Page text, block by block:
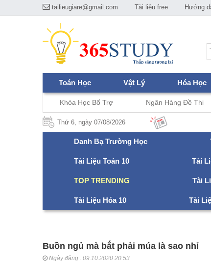
tailieugiare@gmail.com Tài liệu free Hướng
Toán Học Vật Lý Hóa Học
Khóa Học Bổ Trợ Ngân Hàng Đề Thi
Thứ 6, ngày 07/08/2026
Danh Bạ Trường Học
Tài Liệu Toán 10 Tài
TOP TRENDING Tài
Tài Liệu Hóa 10 Tài
Buồn ngủ mà bắt phải múa là sao nhỉ
Ngày đăng : 09.10.2020 20:53